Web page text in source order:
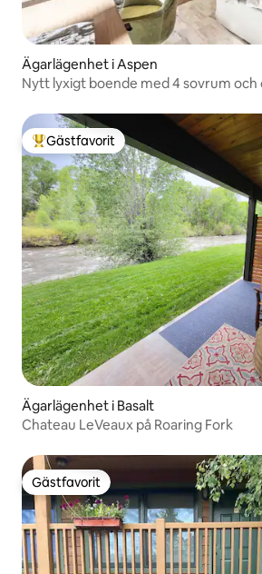
Ägarlägenhet i Aspen
Nytt lyxigt boende med 4 sovrum och
Populär gästfavorit
Gästfavorit
Ägarlägenhet i Basalt
Chateau LeVeaux på Roaring Fork
Gästfavorit
Gästfavorit